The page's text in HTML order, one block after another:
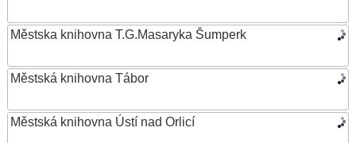
Městska knihovna T.G.Masaryka Šumperk
Městská knihovna Tábor
Městská knihovna Ústí nad Orlicí